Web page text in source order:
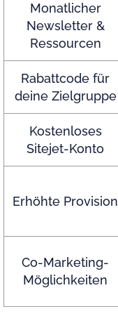
Monatlicher
Newsletter &
Ressourcen
Rabattcode für
deine Zielgruppe
Kostenloses
Sitejet-Konto
Erhöhte Provision
Co-Marketing-
Möglichkeiten